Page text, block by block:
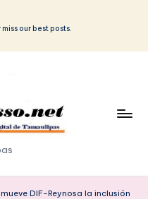
our best posts.
DIF-Reynosa la inclusión